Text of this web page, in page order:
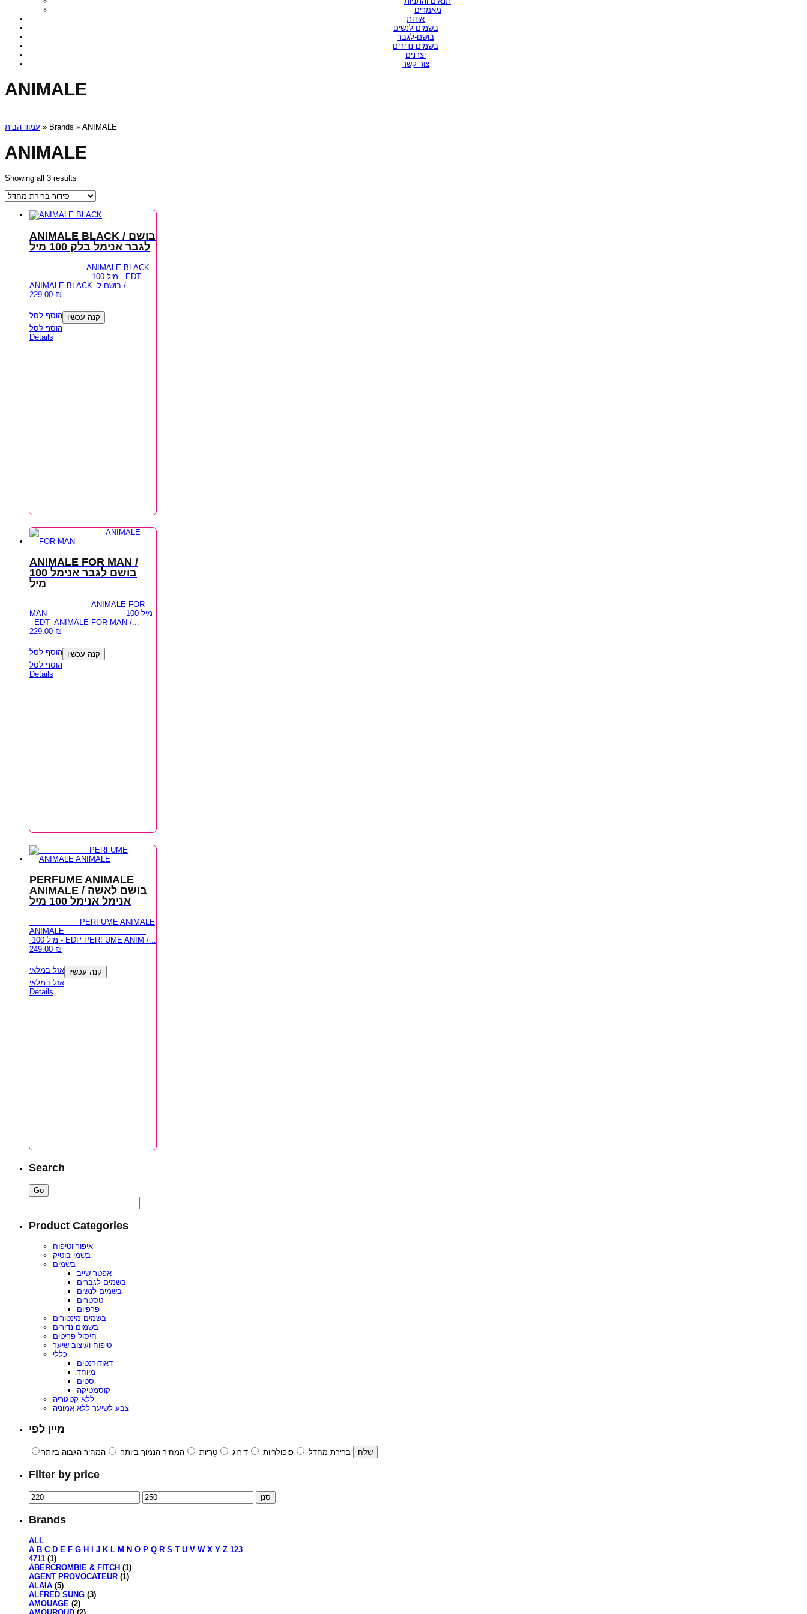
מאמרים
אודות
בשמים לנשים
בושם-לגבר
בשמים נדירים
יצרנים
צור קשר
ANIMALE
עמוד הבית » Brands » ANIMALE
ANIMALE
Showing all 3 results
ANIMALE BLACK / בושם
לגבר אנימל בלק 100 מיל
ANIMALE BLACK
100 מיל - EDT
ANIMALE BLACK בושם ל /...
229.00 ₪
הוסף לסל קנה עכשיו
הוסף לסל
Details
ANIMALE FOR MAN /
בושם לגבר אנימל 100
מיל
ANIMALE FOR
MAN 100 מיל
- EDT ANIMALE FOR MAN /...
229.00 ₪
הוסף לסל קנה עכשיו
הוסף לסל
Details
PERFUME ANIMALE
ANIMALE / בושם לאשה
אנימל אנימל 100 מיל
PERFUME ANIMALE
ANIMALE
100 מיל - EDP PERFUME ANIM /...
249.00 ₪
אזל במלאי קנה עכשיו
אזל במלאי
Details
Search
Product Categories
איפור וטיפוח
בשמי בוטיק
בשמים
אפטר שייב
בשמים לגברים
בשמים לנשים
טסטרים
פרפיום
בשמים מינטורים
בשמים נדירים
חיסול פריטים
טיפוח ועיצוב שיער
כללי
דאודורנטים
מיוחד
סטים
קוסמטיקה
ללא קטגוריה
צבע לשיער ללא אמוניה
מיין לפי
ברירת מחדל פופולריות דירוג טְרִיוּת המחיר הנמוך ביותר המחיר הגבוה ביותר
Filter by price
סנן
Brands
ALL
A B C D E F G H J K L M N O P Q R S T U V W X Y Z 123
4711 (1)
ABERCROMBIE & FITCH (1)
AGENT PROVOCATEUR (1)
ALAIA (5)
ALFRED SUNG (3)
AMOUAGE (2)